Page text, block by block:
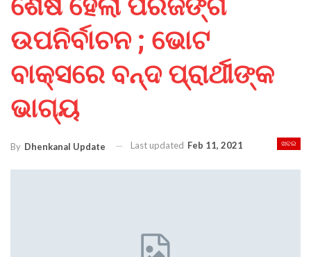
ଶେଷ ହେଲା ପରଜଙ୍ଗ
ଉପନିର୍ବାଚନ ; ଭୋଟ
ବାକ୍ସରେ ବନ୍ଦ ପ୍ରାର୍ଥୀଙ୍କ
ଭାଗ୍ୟ
ଖବର
By Dhenkanal Update Last updated Feb 11, 2021